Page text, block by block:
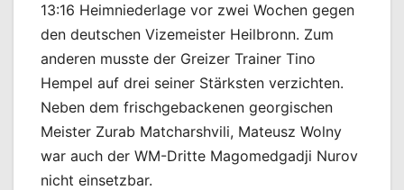
13:16 Heimniederlage vor zwei Wochen gegen
den deutschen Vizemeister Heilbronn. Zum
anderen musste der Greizer Trainer Tino
Hempel auf drei seiner Stärksten verzichten.
Neben dem frischgebackenen georgischen
Meister Zurab Matcharshvili, Mateusz Wolny
war auch der WM-Dritte Magomedgadji Nurov
nicht einsetzbar.